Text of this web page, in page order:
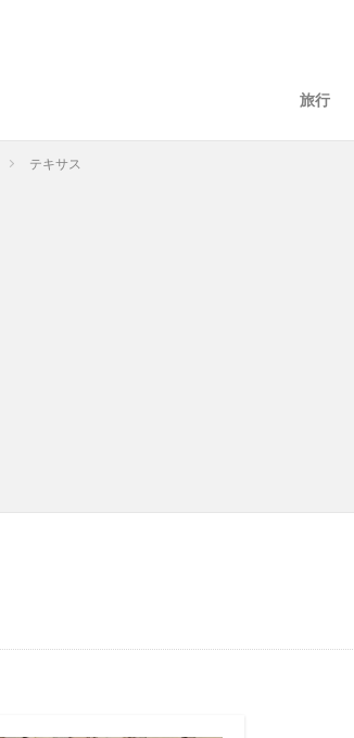
旅行
テキサス